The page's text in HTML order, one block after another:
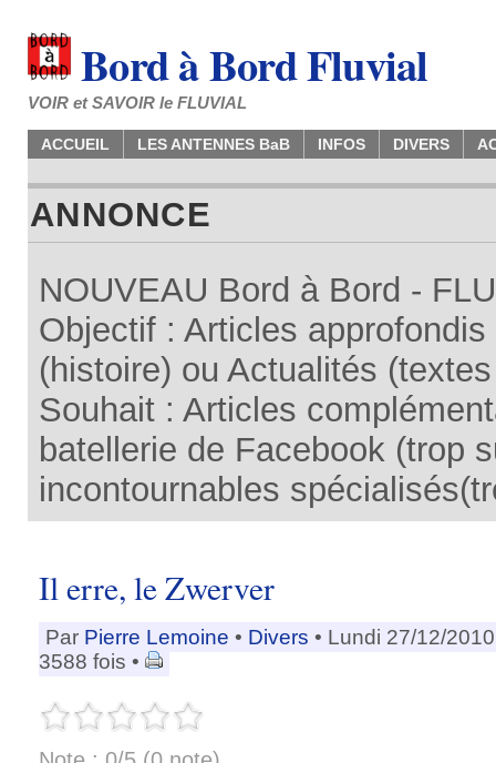
Bord à Bord Fluvial
VOIR et SAVOIR le FLUVIAL
ACCUEIL LES ANTENNES BaB INFOS DIVERS
ANNONCE
NOUVEAU Bord à Bord -
Objectif : Articles
(histoire) ou Actualités
Souhait : Articles
batellerie de Facebook (trop
incontournables
Il erre, le Zwerver
Par Pierre Lemoine • Divers • Lundi 27/12/
3588 fois •